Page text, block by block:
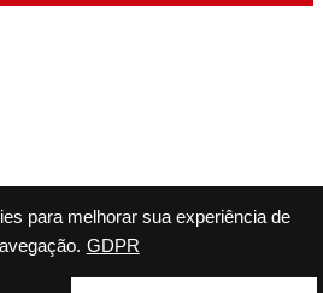
para melhorar sua experiência de
GDPR